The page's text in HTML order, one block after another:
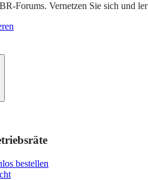
Forums. Vernetzen Sie sich und
bestellen